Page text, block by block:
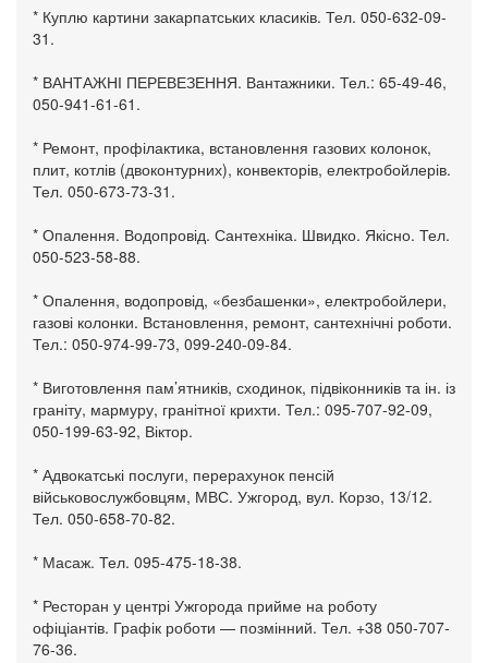
* Куплю картини закарпатських класиків. Тел. 050-632-09-
31.
* ВАНТАЖНІ ПЕРЕВЕЗЕННЯ. Вантажники. Тел.: 65-49-46,
050-941-61-61.
* Ремонт, профілактика, встановлення газових колонок,
плит, котлів (двоконтурних), конвекторів, електробойлерів.
Тел. 050-673-73-31.
* Опалення. Водопровід. Сантехніка. Швидко. Якісно. Тел.
050-523-58-88.
* Опалення, водопровід, «безбашенки», електробойлери,
газові колонки. Встановлення, ремонт, сантехнічні роботи.
Тел.: 050-974-99-73, 099-240-09-84.
* Виготовлення пам’ятників, сходинок, підвіконників та ін. із
граніту, мармуру, гранітної крихти. Тел.: 095-707-92-09,
050-199-63-92, Віктор.
* Адвокатські послуги, перерахунок пенсій
військовослужбовцям, МВС. Ужгород, вул. Корзо, 13/12.
Тел. 050-658-70-82.
* Масаж. Тел. 095-475-18-38.
* Ресторан у центрі Ужгорода прийме на роботу
офіціантів. Графік роботи — позмінний. Тел. +38 050-707-
76-36.